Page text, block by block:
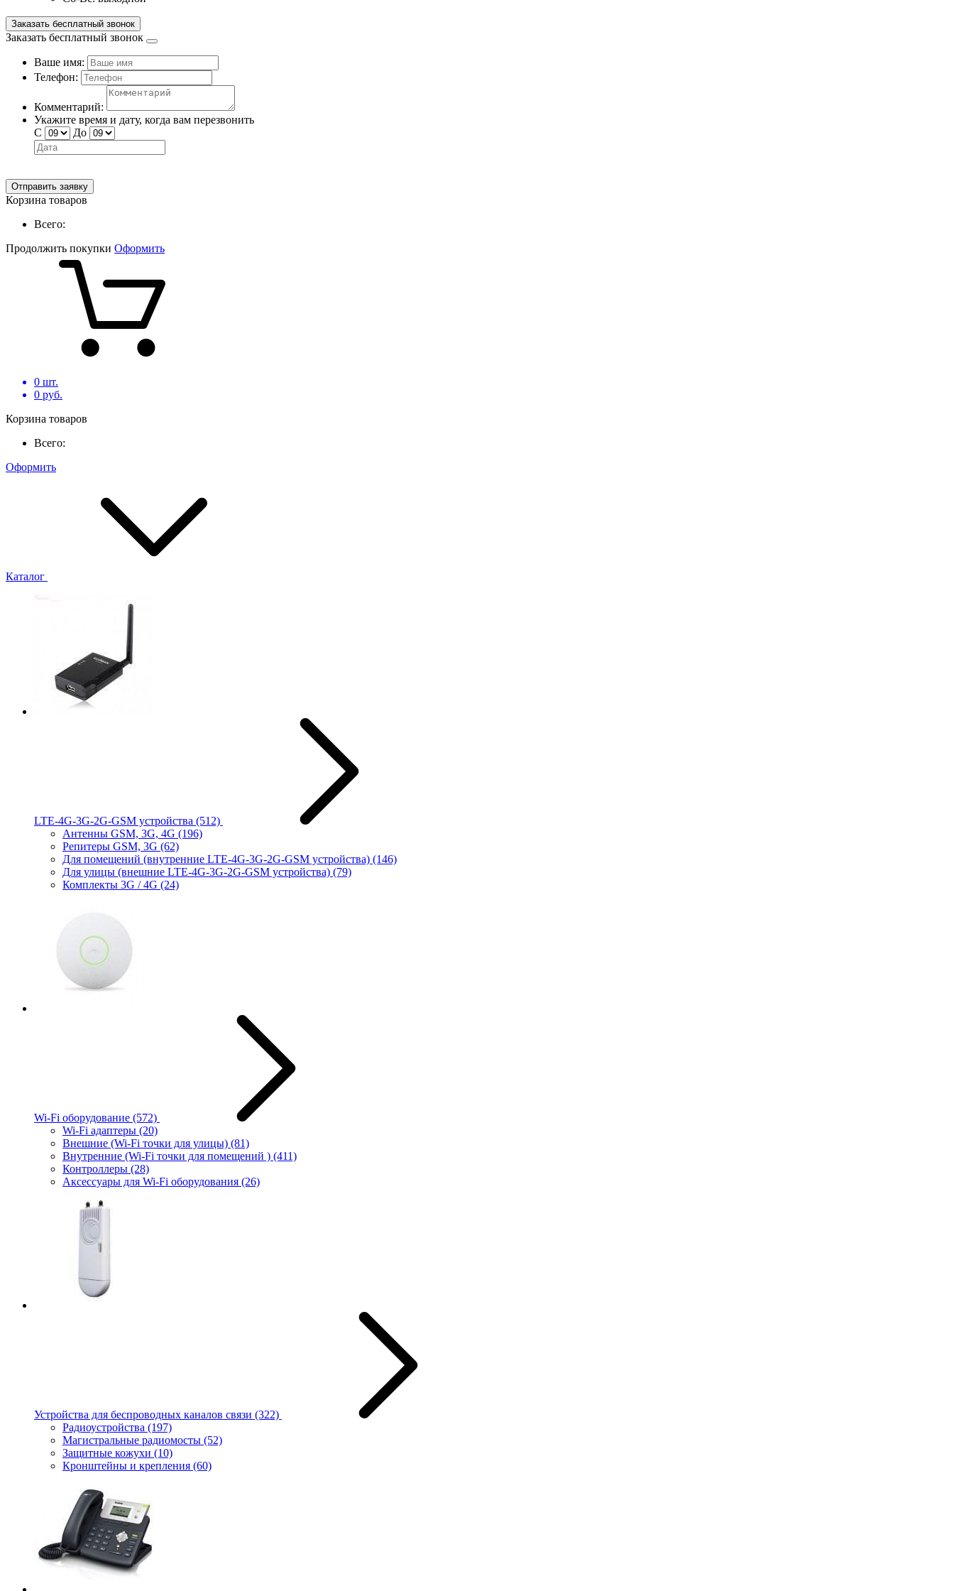
Заказать бесплатный звонок
Заказать бесплатный звонок
Ваше имя:
Телефон:
Комментарий:
Укажите время и дату, когда вам перезвонить
С
До
Отправить заявку
Корзина товаров
Всего:
Продолжить покупки Оформить
0 шт.
0 руб.
Корзина товаров
Всего:
Оформить
Каталог
LTE-4G-3G-2G-GSM устройства (512)
Антенны GSM, 3G, 4G (196)
Репитеры GSM, 3G (62)
Для помещений (внутренние LTE-4G-3G-2G-GSM устройства) (146)
Для улицы (внешние LTE-4G-3G-2G-GSM устройства) (79)
Комплекты 3G / 4G (24)
Wi-Fi оборудование (572)
Wi-Fi адаптеры (20)
Внешние (Wi-Fi точки для улицы) (81)
Внутренние (Wi-Fi точки для помещений ) (411)
Контроллеры (28)
Аксессуары для Wi-Fi оборудования (26)
Устройства для беспроводных каналов связи (322)
Радиоустройства (197)
Магистральные радиомосты (52)
Защитные кожухи (10)
Кронштейны и крепления (60)